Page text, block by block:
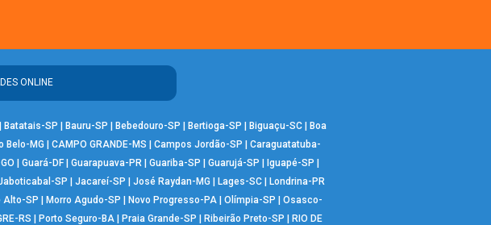
ONLINE
| Batatais-SP | Bauru-SP | Bebedouro-SP | Bertioga-SP | Biguaçu-SC| Boa
Belo-MG | CAMPO GRANDE-MS | Campos Jordão-SP | Caraguatatuba-
| Guará-DF | Guarapuava-PR | Guariba-SP | Guarujá-SP | Iguapé-SP |
SP | Jacareí-SP | José Raydan-MG | Lages-SC| Londrina-PR
Alto-SP | Morro Agudo-SP | Novo Progresso-PA | Olímpia-SP | Osasco-
RS | Porto Seguro-BA| Praia Grande-SP | Ribeirão Preto-SP | RIO DE